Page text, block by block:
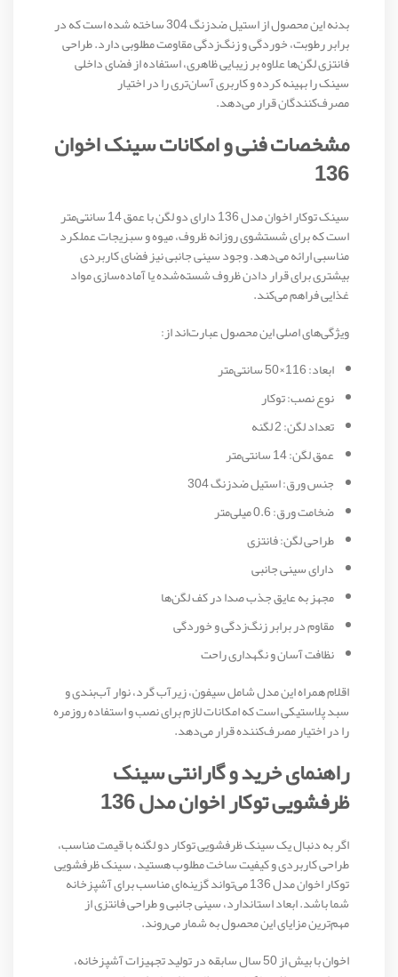
بدنه این محصول از استیل ضدزنگ 304 ساخته شده است که در
برابر رطوبت، خوردگی و زنگ‌زدگی مقاومت مطلوبی دارد. طراحی
فانتزی لگن‌ها علاوه بر زیبایی ظاهری، استفاده از فضای داخلی
سینک را بهینه کرده و کاربری آسان‌تری را در اختیار
مصرف‌کنندگان قرار می‌دهد.
مشخصات فنی و امکانات سینک اخوان
136
سینک توکار اخوان مدل 136 دارای دو لگن با عمق 14 سانتی‌متر
است که برای شستشوی روزانه ظروف، میوه و سبزیجات عملکرد
مناسبی ارائه می‌دهد. وجود سینی جانبی نیز فضای کاربردی
بیشتری برای قرار دادن ظروف شسته‌شده یا آماده‌سازی مواد
غذایی فراهم می‌کند.
ویژگی‌های اصلی این محصول عبارت‌اند از:
ابعاد: 116×50 سانتی‌متر
نوع نصب: توکار
تعداد لگن: 2 لگنه
عمق لگن: 14 سانتی‌متر
جنس ورق: استیل ضدزنگ 304
ضخامت ورق: 0.6 میلی‌متر
طراحی لگن: فانتزی
دارای سینی جانبی
مجهز به عایق جذب صدا در کف لگن‌ها
مقاوم در برابر زنگ‌زدگی و خوردگی
نظافت آسان و نگهداری راحت
اقلام همراه این مدل شامل سیفون، زیرآب گرد، نوار آب‌بندی و
سبد پلاستیکی است که امکانات لازم برای نصب و استفاده روزمره
را در اختیار مصرف‌کننده قرار می‌دهد.
راهنمای خرید و گارانتی سینک
ظرفشویی توکار اخوان مدل 136
اگر به دنبال یک سینک ظرفشویی توکار دو لگنه با قیمت مناسب،
طراحی کاربردی و کیفیت ساخت مطلوب هستید، سینک ظرفشویی
توکار اخوان مدل 136 می‌تواند گزینه‌ای مناسب برای آشپزخانه
شما باشد. ابعاد استاندارد، سینی جانبی و طراحی فانتزی از
مهم‌ترین مزایای این محصول به شمار می‌روند.
اخوان با بیش از 50 سال سابقه در تولید تجهیزات آشپزخانه،